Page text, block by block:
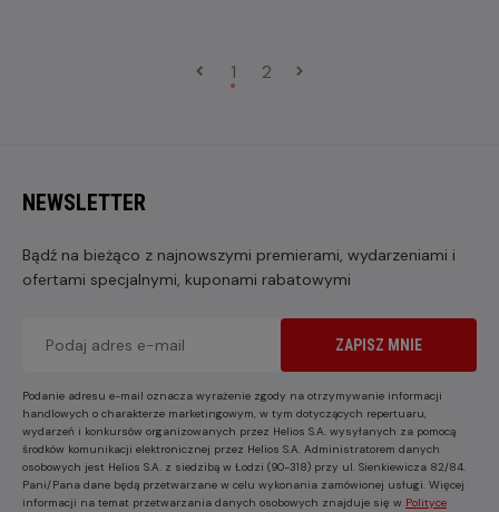
1 2
NEWSLETTER
Bądź na bieżąco z najnowszymi premierami, wydarzeniami i
ofertami specjalnymi, kuponami rabatowymi
ZAPISZ MNIE
Podanie adresu e-mail oznacza wyrażenie zgody na otrzymywanie informacji
handlowych o charakterze marketingowym, w tym dotyczących repertuaru,
wydarzeń i konkursów organizowanych przez Helios S.A. wysyłanych za pomocą
środków komunikacji elektronicznej przez Helios S.A. Administratorem danych
osobowych jest Helios S.A. z siedzibą w Łodzi (90-318) przy ul. Sienkiewicza 82/84.
Pani/Pana dane będą przetwarzane w celu wykonania zamówionej usługi. Więcej
informacji na temat przetwarzania danych osobowych znajduje się w Polityce